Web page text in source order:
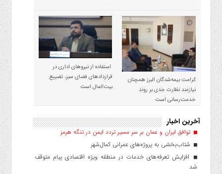
کرامت بیمه‌شدگان البرز همچنان
نیازمند نظارت جدی بر روند
خدمت‌رسانی است
استفاده از نیروهای اداری در
قراردادهای فضای سبز، تضییع
بیت‌المال است
آخرین اخبار
توافق ایران و عمان بر سر مسیر تردد ایمن در تنگه هرمز
شتاب‌بخشی به پروژه‌های عمرانی کمال‌شهر
افزایش تعرفه‌های خدمات در منطقه ویژه اقتصادی پیام متوقف
شد